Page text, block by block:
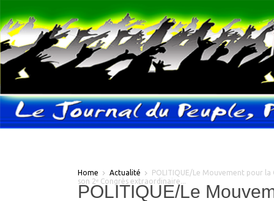
Home Actualité
POLITIQUE/Le Mouvement pour
son 2ᵉ Congrès extraordinaire...
POLITIQUE/Le